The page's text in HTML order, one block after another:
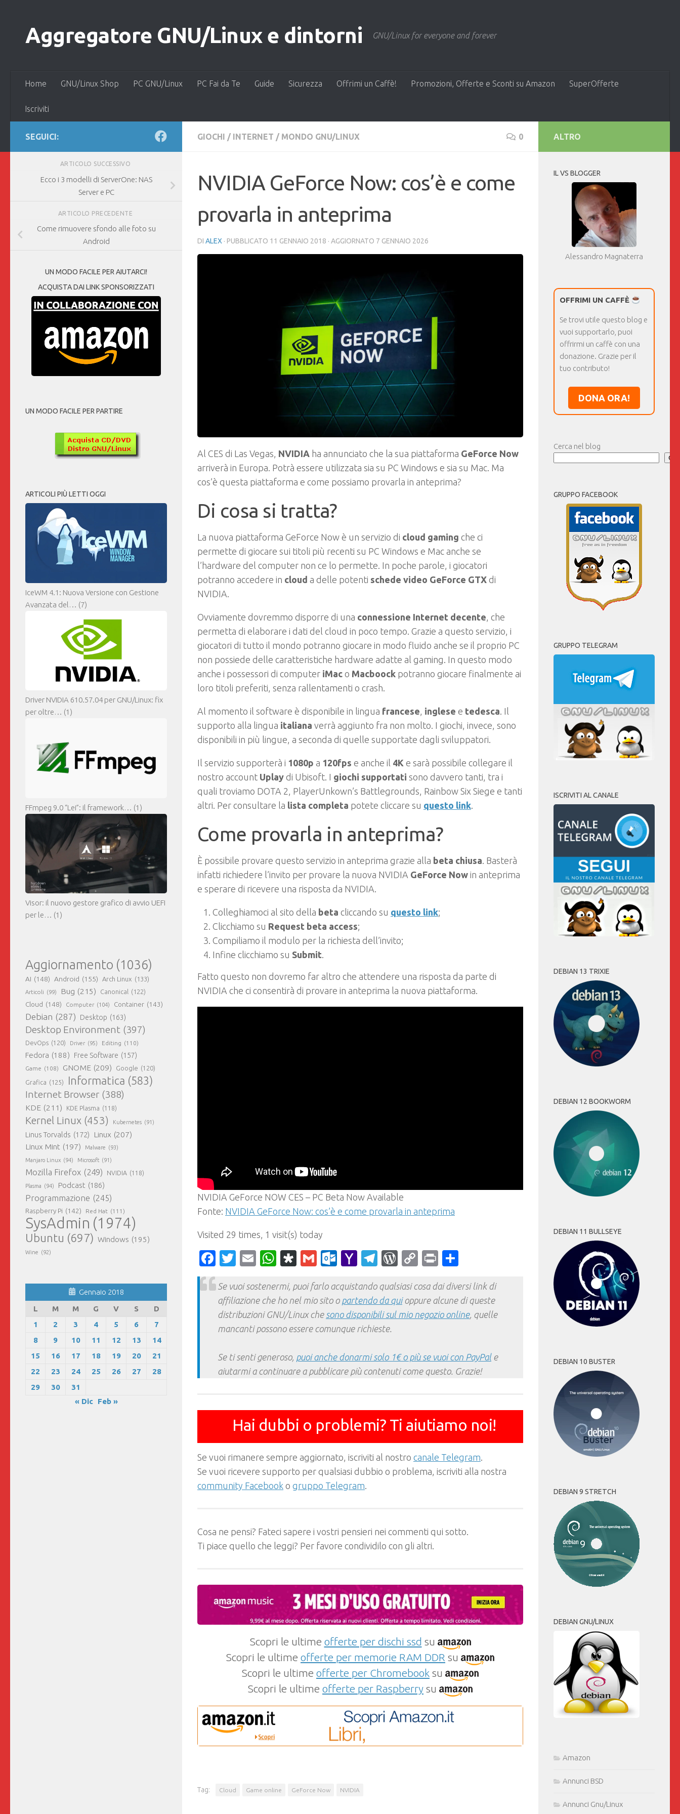
Aggregatore GNU/Linux e dintorni GNU/Linux for everyone and forever
Home GNU/Linux Shop PC GNU/Linux PC Fai da Te Guide Sicurezza Offrimi un Caffè! Promozioni, Offerte e Sconti su Amazon SuperOfferte
Iscriviti
GIOCHI / INTERNET / MONDO GNU/LINUX 0
NVIDIA GeForce Now: cos’è e come
provarla in anteprima
DI ALEX · PUBBLICATO 11 GENNAIO 2018 · AGGIORNATO 7 GENNAIO 2026
Al CES di Las Vegas, NVIDIA ha annunciato che la sua piattaforma GeForce Now
arriverà in Europa. Potrà essere utilizzata sia su PC Windows e sia su Mac. Ma
cos’è questa piattaforma e come possiamo provarla in anteprima?
Di cosa si tratta?
La nuova piattaforma GeForce Now è un servizio di cloud gaming che ci
permette di giocare sui titoli più recenti su PC Windows e Mac anche se
l’hardware del computer non ce lo permette. In poche parole, i giocatori
potranno accedere in cloud a delle potenti schede video GeForce GTX di
NVIDIA.
Ovviamente dovremmo disporre di una connessione Internet decente, che
permetta di elaborare i dati del cloud in poco tempo. Grazie a questo servizio, i
giocatori di tutto il mondo potranno giocare in modo fluido anche se il proprio PC
non possiede delle caratteristiche hardware adatte al gaming. In questo modo
anche i possessori di computer iMac o Macboock potranno giocare finalmente ai
loro titoli preferiti, senza rallentamenti o crash.
Al momento il software è disponibile in lingua francese, inglese e tedesca. Il
supporto alla lingua italiana verrà aggiunto fra non molto. I giochi, invece, sono
disponibili in più lingue, a seconda di quelle supportate dagli sviluppatori.
Il servizio supporterà i 1080p a 120fps e anche il 4K e sarà possibile collegare il
nostro account Uplay di Ubisoft. I giochi supportati sono davvero tanti, tra i
quali troviamo DOTA 2, PlayerUnkown’s Battlegrounds, Rainbow Six Siege e tanti
altri. Per consultare la lista completa potete cliccare su questo link.
Come provarla in anteprima?
È possibile provare questo servizio in anteprima grazie alla beta chiusa. Basterà
infatti richiedere l’invito per provare la nuova NVIDIA GeForce Now in anteprima
e sperare di ricevere una risposta da NVIDIA.
Colleghiamoci al sito della beta cliccando su questo link;
Clicchiamo su Request beta access;
Compiliamo il modulo per la richiesta dell’invito;
Infine clicchiamo su Submit.
Fatto questo non dovremo far altro che attendere una risposta da parte di
NVIDIA che ci consentirà di provare in anteprima la nuova piattaforma.
NVIDIA GeForce NOW CES – PC Beta Now Available
Fonte: NVIDIA GeForce Now: cos’è e come provarla in anteprima
Visited 29 times, 1 visit(s) today
Facebook
Twitter
EmailWhatsApp
Diaspora
GmailOutlook.com
YahooTelegram
WordPress
CopyPrint
Se vuoi sostenermi, puoi farlo acquistando qualsiasi cosa dai diversi link di
affiliazione che ho nel mio sito o partendo da quioppure alcune di queste
distribuzioni GNU/Linux che sono disponibili sul mio negozio online, quelle
mancanti possono essere comunque richieste.
Se ti senti generoso, puoi anche donarmi solo 1€ o più se vuoi con PayPale
aiutarmi a continuare a pubblicare più contenuti come questo. Grazie!
Hai dubbi o problemi? Ti aiutiamo noi!
Se vuoi rimanere sempre aggiornato, iscriviti al nostro canale Telegram
Se vuoi ricevere supporto per qualsiasi dubbio o problema, iscriviti alla nostra
community Facebook o gruppo Telegram
Cosa ne pensi? Fateci sapere i vostri pensieri nei commenti qui sotto.
Ti piace quello che leggi? Per favore condividilo con gli altri.
Scopri le ultime offerte per dischi ssd su
Scopri le ultime offerte per memorie RAM DDR su
Scopri le ultime offerte per Chromebook su
Scopri le ultime offerte per Raspberry su
Tag: Cloud Game online GeForce Now NVIDIA
SEGUICI:
ARTICOLO SUCCESSIVO
Ecco i 3 modelli di ServerOne: NAS
Server e PC
ARTICOLO PRECEDENTE
Come rimuovere sfondo alle foto su
Android
UN MODO FACILE PER AIUTARCI!
ACQUISTA DAI LINK SPONSORIZZATI
UN MODO FACILE PER PARTIRE
ARTICOLI PIÙ LETTI OGGI
IceWM 4.1: Nuova Versione con Gestione
Avanzata del… (7)
Driver NVIDIA 610.57.04 per GNU/Linux: fix
per oltre… (1)
FFmpeg 9.0 “Lei”: il framework… (1)
Visor: il nuovo gestore grafico di avvio UEFI
per le… (1)
Aggiornamento (1036)
AI (148) Android (155) Arch Linux (133)
Articoli (99) Bug (215) Canonical (122)
Cloud (148) Computer (104) Container (143)
Debian (287) Desktop (163)
Desktop Environment (397)
DevOps (120) Driver (95) Editing (110)
Fedora (188) Free Software (157)
Game (108) GNOME (209) Google (120)
Grafica (125) Informatica (583)
Internet Browser (388)
KDE (211) KDE Plasma (118)
Kernel Linux (453) Kubernetes (91)
Linus Torvalds (172) Linux (207)
Linux Mint (197) Malware (93)
Manjaro Linux (94) Microsoft (91)
Mozilla Firefox (249) NVIDIA (118)
Plasma (94) Podcast (186)
Programmazione (245)
Raspberry Pi (142) Red Hat (111)
SysAdmin (1974)
Ubuntu (697) Windows (195)
Wine (92)
Gennaio 2018
L
M M G V S
D
1
2 3 4 5 6
7
8
9 10 11 12 13
14
15
16 17 18 19 20
21
22
23 24 25 26 27
28
29
30
31
« Dic
Feb »
ALTRO
IL VS BLOGGER
Alessandro Magnaterra
OFFRIMI UN CAFFÈ
Se trovi utile questo blog e
vuoi supportarlo, puoi
offrirmi un caffè con una
donazione. Grazie per il
tuo contributo!
DONA ORA!
Cerca nel blog
GRUPPO FACEBOOK
GRUPPO TELEGRAM
ISCRIVITI AL CANALE
DEBIAN 13 TRIXIE
DEBIAN 12 BOOKWORM
DEBIAN 11 BULLSEYE
DEBIAN 10 BUSTER
DEBIAN 9 STRETCH
DEBIAN GNU/LINUX
Amazon
Annunci BSD
Annunci Gnu/Linux